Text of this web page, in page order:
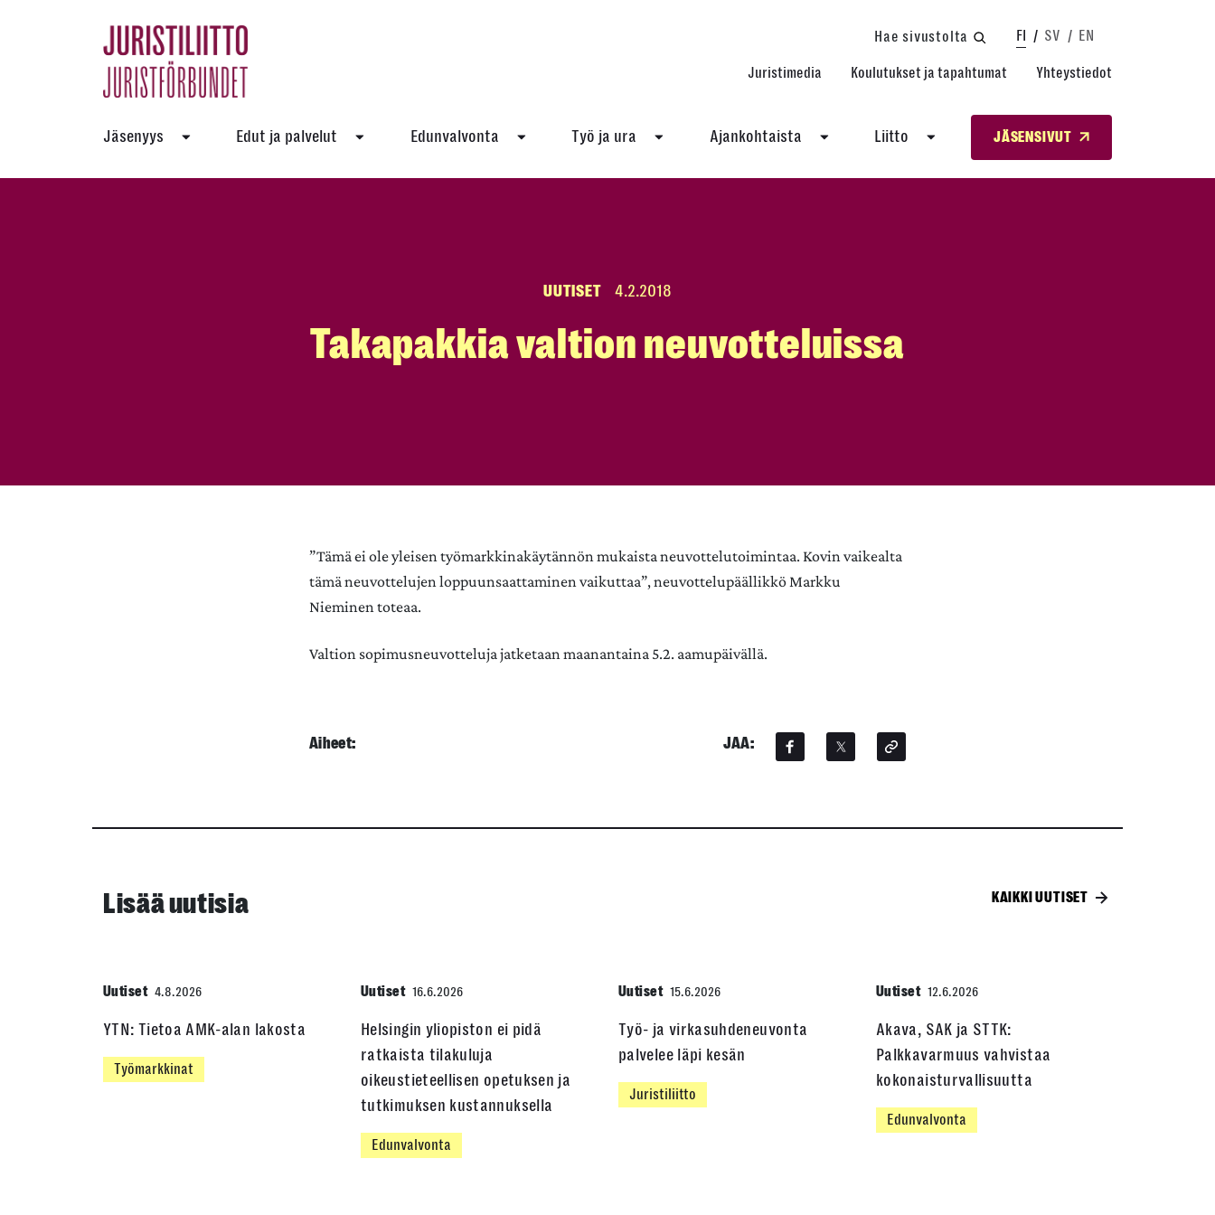
Hae sivustolta FI SV EN
Juristimedia Koulutukset ja tapahtumat Yhteystiedot
Jäsenyys Edut ja palvelut Edunvalvonta Työ ja ura Ajankohtaista Liitto JÄSENSIVUT
UUTISET 4.2.2018
Takapakkia valtion neuvotteluissa
”Tämä ei ole yleisen työmarkkinakäytännön mukaista neuvottelutoimintaa. Kovin vaikealta
tämä neuvottelujen loppuunsaattaminen vaikuttaa”, neuvottelupäällikkö Markku
Nieminen toteaa.
Valtion sopimusneuvotteluja jatketaan maanantaina 5.2. aamupäivällä.
Aiheet: JAA:
Lisää uutisia KAIKKI UUTISET
Uutiset 4.8.2026
YTN: Tietoa AMK-alan lakosta
Työmarkkinat
Uutiset 16.6.2026
Helsingin yliopiston ei pidä
ratkaista tilakuluja
oikeustieteellisen opetuksen ja
tutkimuksen kustannuksella
Edunvalvonta
Uutiset 15.6.2026
Työ- ja virkasuhdeneuvonta
palvelee läpi kesän
Juristiliitto
Uutiset 12.6.2026
Akava, SAK ja STTK:
Palkkavarmuus vahvistaa
kokonaisturvallisuutta
Edunvalvonta